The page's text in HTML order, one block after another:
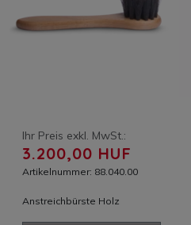
Ihr Preis exkl. MwSt.:
3.200,00 HUF
Artikelnummer: 88.040.00
Anstreichbürste Holz